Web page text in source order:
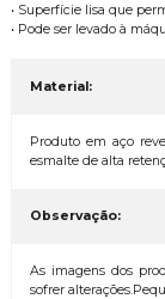
• Superfície lisa que
• Pode ser levado à
Material:
Produto em aço
esmalte de alta
Observação:
As imagens dos
sofrer